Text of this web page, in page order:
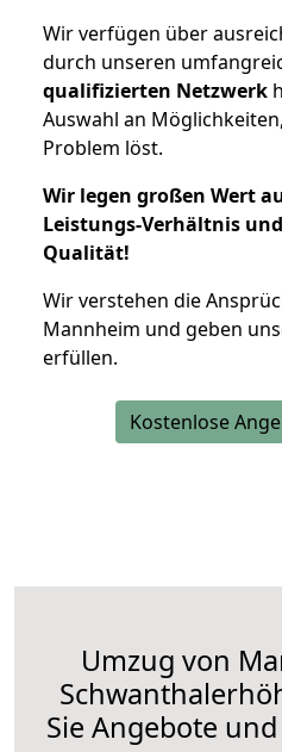
Wir verfügen über
durch unseren
qualifizierten Netzwerk
Auswahl an
Problem löst.
Wir legen großen Wert
Leistungs-Verhältnis
Qualität!
Wir verstehen die
Mannheim und geben
erfüllen.
Kostenlose
Umzug von
Sie Angebote